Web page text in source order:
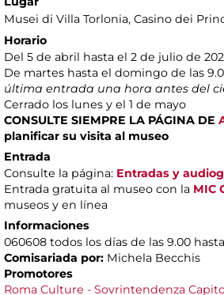
Musei di Villa Torlonia, Casino dei
Horario
Del 5 de abril hasta el 2 de julio de
De martes hasta el domingo de las
última entrada una hora antes del
Cerrado los lunes y el 1 de mayo
CONSULTE SIEMPRE LA PÁGINA DE
planificar su visita al museo
Entrada
Consulte la página: Entradas y
Entrada gratuita al museo con la MIC
museos y en línea
Informaciones
060608 todos los días de las 9.00 hasta
Comisariada por: Michela Becchis
Promotores
Roma Culture - Sovrintendenza